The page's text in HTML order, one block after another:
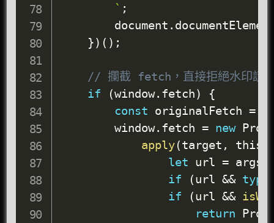
        `
;
        document
.
}) ( ) ;
// 攔截 fetch，直接拒絕水印請求
if
(window. fetch)
{
const originalFetch =
        window
. fetch = new
apply(target ,
let url = args
if
(url &&
if
(url &&
return